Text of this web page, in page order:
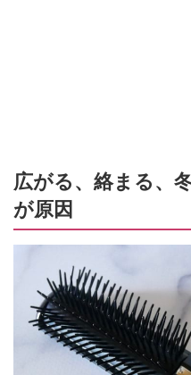
広がる、絡まる、
が原因